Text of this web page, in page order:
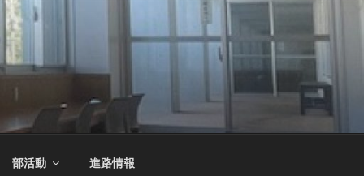
部活動 進路情報